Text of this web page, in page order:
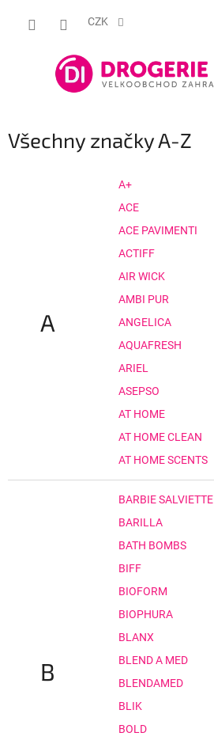
CZK
Všechny značky A-Z
A
A+
ACE
ACE PAVIMENTI
ACTIFF
AIR WICK
AMBI PUR
ANGELICA
AQUAFRESH
ARIEL
ASEPSO
AT HOME
AT HOME CLEAN
AT HOME SCENTS
B
BARBIE SALVIETTE
BARILLA
BATH BOMBS
BIFF
BIOFORM
BIOPHURA
BLANX
BLEND A MED
BLENDAMED
BLIK
BOLD